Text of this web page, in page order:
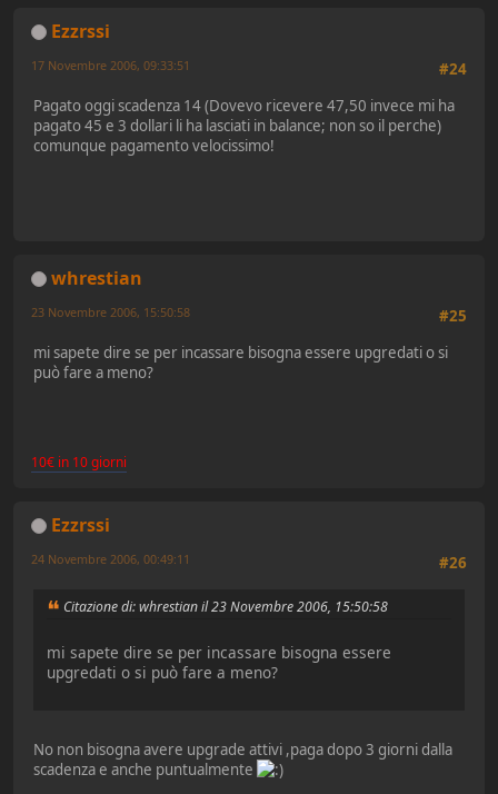
Ezzrssi
#24
17 Novembre 2006, 09:33:51
Pagato oggi scadenza 14 (Dovevo ricevere 47,50 invece mi ha
pagato 45 e 3 dollari li ha lasciati in balance; non so il perche)
comunque pagamento velocissimo!
whrestian
#25
23 Novembre 2006, 15:50:58
mi sapete dire se per incassare bisogna essere upgredati o si
può fare a meno?
10€ in 10 giorni
Ezzrssi
#26
24 Novembre 2006, 00:49:11
Citazione di: whrestian il 23 Novembre 2006, 15:50:58
mi sapete dire se per incassare bisogna essere
upgredati o si può fare a meno?
No non bisogna avere upgrade attivi ,paga dopo 3 giorni dalla
scadenza e anche puntualmente